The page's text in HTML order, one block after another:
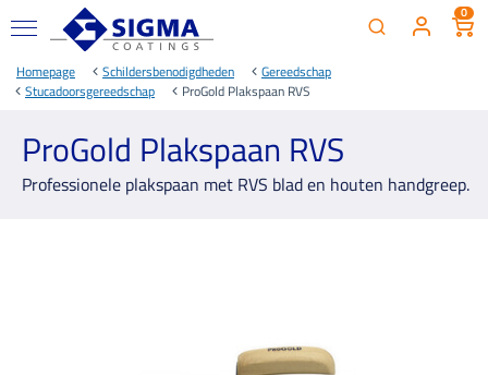
0
Homepage Schildersbenodigdheden
Gereedschap
Stucadoorsgereedschap
ProGold Plakspaan RVS
ProGold Plakspaan RVS
Professionele plakspaan met RVS blad en houten handgreep.